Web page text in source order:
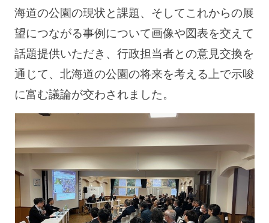
海道の公園の現状と課題、そしてこれからの展
望につながる事例について画像や図表を交えて
話題提供いただき、行政担当者との意見交換を
通じて、北海道の公園の将来を考える上で示唆
に富む議論が交わされました。